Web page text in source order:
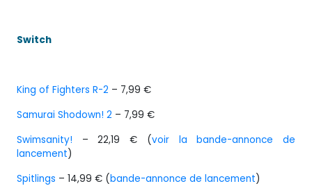
Switch
King of Fighters R-2 – 7,99 €
Samurai Shodown! 2 – 7,99 €
Swimsanity! – 22,19 € (voir la bande-annonce de
lancement)
Spitlings – 14,99 € (bande-annonce de lancement)